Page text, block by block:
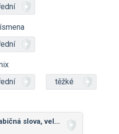
těžké
Čtení: trojslabičná slova, velká písmena